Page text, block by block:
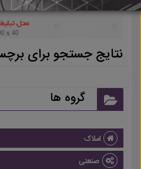
نتایج جستجو برای
گروه ها
املاک
صنعتی